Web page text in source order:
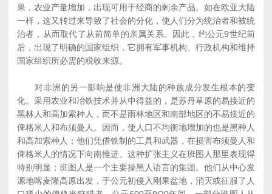
果，农业产量增加，出现可用于经商的剩余产品。如在欧亚大陆
一样，这又转过来导致了社会的分化，使人们分为统治者和被统
治者，从而取代了从前简单的亲属关系。因此，约公元9世纪前
后，出现了明确的国家组织，它拥有军事机构、行政机构和维持
国家组织所必需的税收来源。
对非洲的另一影响是使非洲大陆的种族成分发生根本的变
化。采用农业和冶铁技术并从中得益的，是苏丹草原的易接近的
黑林人和高加索种人，而不是雨林地区和南部地区的不易接近的
俾格米人和布须曼人。因而，使人口不均衡地增加的也是黑种人
和高加索种人；他们凭借铁制的工具和武器，在损害布须曼人和
俾格米人的情况下向南推进。这种扩张主义在班图人那里表现得
特别明显；班图人是一个主要操黑人语言的集团。他们从中心发
源地喀麦隆高原出发，于公元初侵入刚果盆地，消灭或征服了人